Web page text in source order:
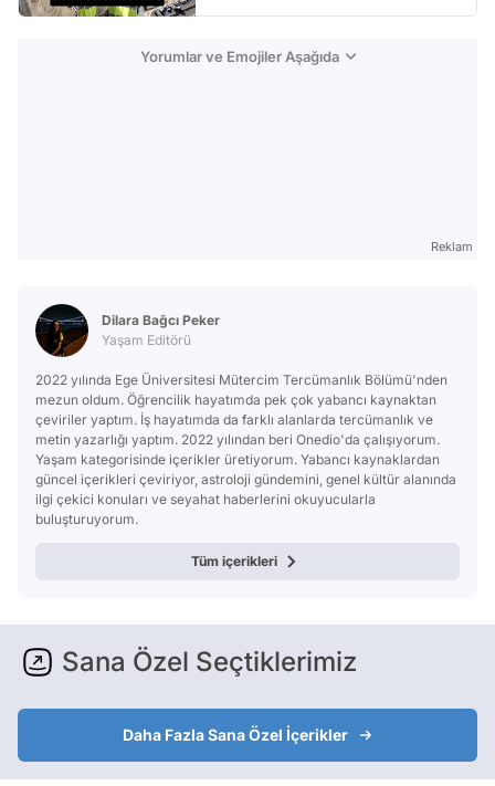
Yorumlar ve Emojiler Aşağıda
Reklam
Dilara Bağcı Peker
Yaşam Editörü
2022 yılında Ege Üniversitesi Mütercim Tercümanlık Bölümü'nden
mezun oldum. Öğrencilik hayatımda pek çok yabancı kaynaktan
çeviriler yaptım. İş hayatımda da farklı alanlarda tercümanlık ve
metin yazarlığı yaptım. 2022 yılından beri Onedio'da çalışıyorum.
Yaşam kategorisinde içerikler üretiyorum. Yabancı kaynaklardan
güncel içerikleri çeviriyor, astroloji gündemini, genel kültür alanında
ilgi çekici konuları ve seyahat haberlerini okuyucularla
buluşturuyorum.
Tüm içerikleri
Sana Özel Seçtiklerimiz
Daha Fazla Sana Özel İçerikler